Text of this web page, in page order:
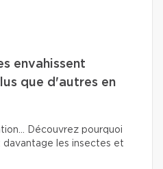
envahissent
que d'autres en
Découvrez pourquoi
les insectes et